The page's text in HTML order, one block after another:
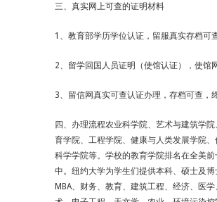
三、真实网上可查的证明材料
1、教育部学历学位认证，留服真实存档可
2、留学回国人员证明（使馆认证），使馆
3、留信网真实可查认证办理，存档可查，
四、办理流程农业科学院、艺术与建筑学
育学院、工程学院、健康与人类发展学院
科学学院等。学校的教育学院排名在全美
中。纽约大学为学生们提供本科、硕士及
MBA、财务、教育、建筑工程、经济、医